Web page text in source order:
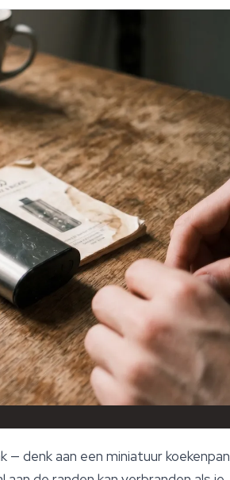
denk aan een miniatuur